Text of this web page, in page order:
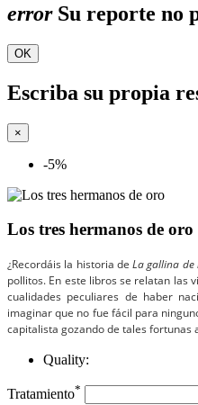
errorSu reporte no
OK
Escriba su propia
×
-5%
Los tres hermanos de oro
¿Recordáis la historia de La gallina de
pollitos. En este libros se relatan las
cualidades peculiares de haber
imaginar que no fue fácil para
capitalista gozando de tales fortunas
Quality:
Tratamiento*